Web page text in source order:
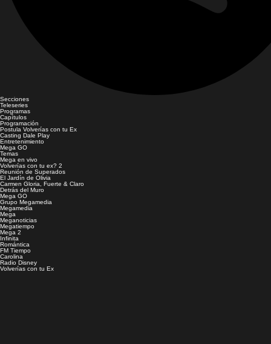
Secciones
Teleseries
Programas
Capítulos
Programación
Postula Volverías con tu Ex
Casting Dale Play
Entretenimiento
Mega GO
Temas
Mega en vivo
Volverías con tu ex? 2
Reunión de Superados
El Jardín de Olivia
Carmen Gloria, Fuerte & Claro
Detrás del Muro
Mega GO
Grupo Megamedia
Megamedia
Mega
Meganoticias
Megatiempo
Mega 2
Infinita
Romántica
FM Tiempo
Carolina
Radio Disney
Volverías con tu Ex